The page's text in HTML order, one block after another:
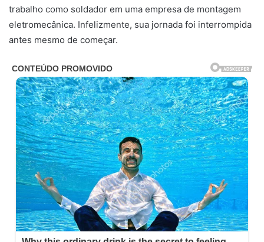
trabalho como soldador em uma empresa de montagem
eletromecânica. Infelizmente, sua jornada foi interrompida
antes mesmo de começar.